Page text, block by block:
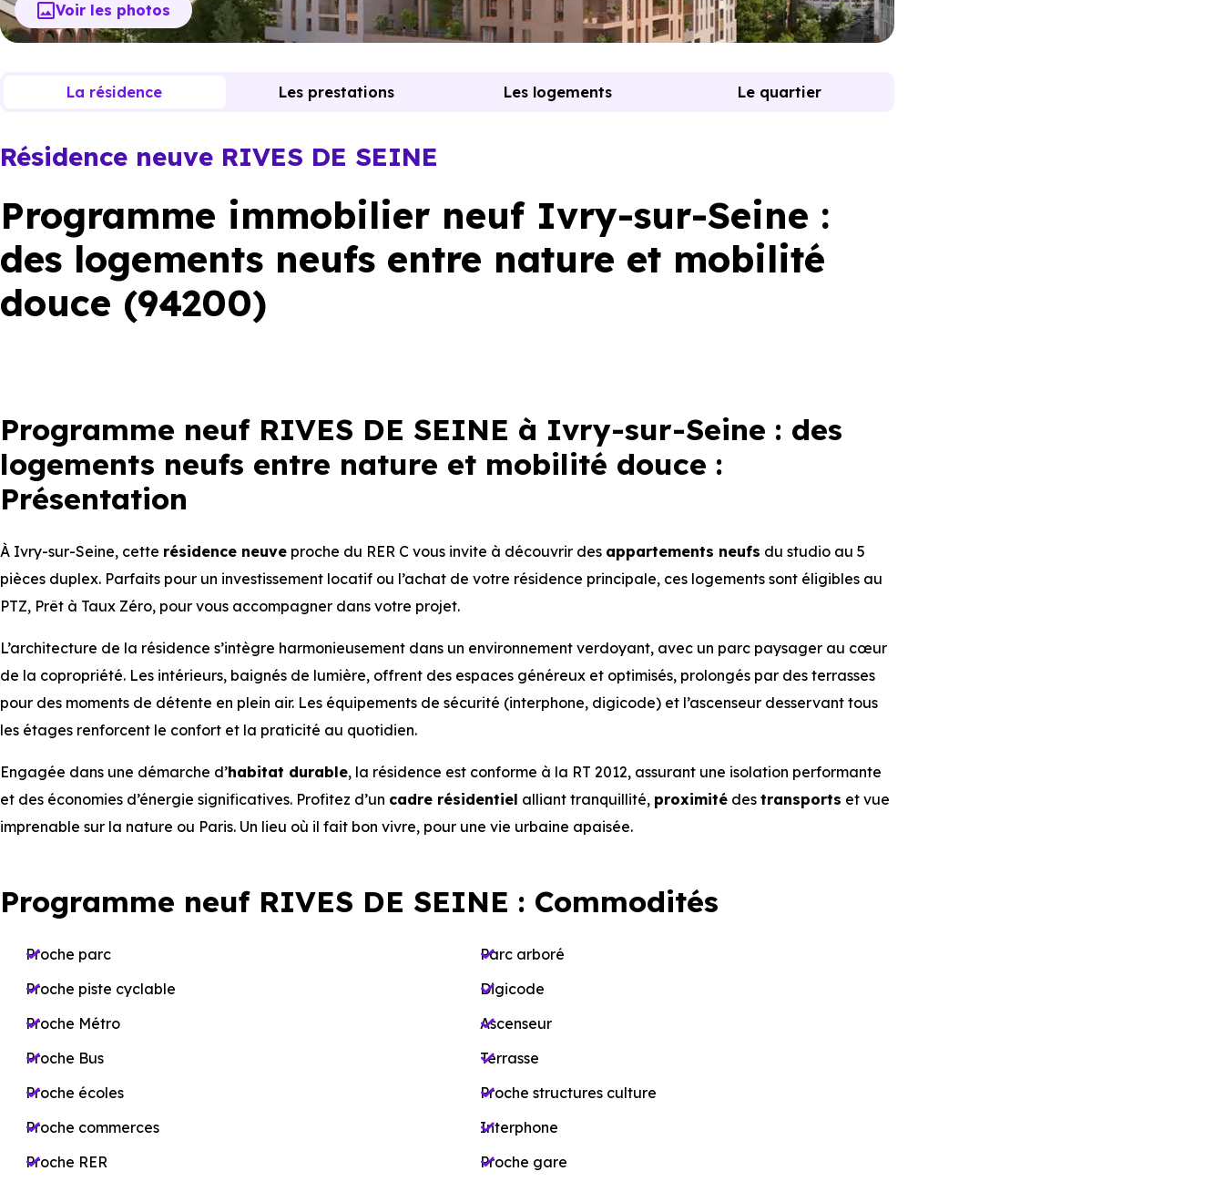
Voir les photos
Résidence neuve RIVES DE SEINE
Programme immobilier neuf Ivry-sur-Seine :
des logements neufs entre nature et mobilité
douce (94200)
La résidence Les prestations Les logements Le quartier
Programme neuf RIVES DE SEINE à Ivry-sur-Seine : des
logements neufs entre nature et mobilité douce :
Présentation
À Ivry-sur-Seine, cette résidence neuve proche du RER C vous invite à découvrir des appartements neufs du studio au 5
pièces duplex. Parfaits pour un investissement locatif ou l’achat de votre résidence principale, ces logements sont éligibles au
PTZ, Prêt à Taux Zéro, pour vous accompagner dans votre projet.
L’architecture de la résidence s’intègre harmonieusement dans un environnement verdoyant, avec un parc paysager au cœur
de la copropriété. Les intérieurs, baignés de lumière, offrent des espaces généreux et optimisés, prolongés par des terrasses
pour des moments de détente en plein air. Les équipements de sécurité (interphone, digicode) et l’ascenseur desservant tous
les étages renforcent le confort et la praticité au quotidien.
Engagée dans une démarche d’habitat durable, la résidence est conforme à la RT 2012, assurant une isolation performante
et des économies d’énergie significatives. Profitez d’un cadre résidentiel alliant tranquillité, proximité des transports et vue
imprenable sur la nature ou Paris. Un lieu où il fait bon vivre, pour une vie urbaine apaisée.
Programme neuf RIVES DE SEINE : Commodités
Proche parc
Proche piste cyclable
Proche Métro
Proche Bus
Proche écoles
Proche commerces
Proche RER
Parc arboré
Digicode
Ascenseur
Terrasse
Proche structures culture
Interphone
Proche gare